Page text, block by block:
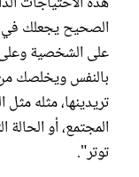
الصحيح يجعلك في
على الشخصية وعلى
بالنفس ويخلصك من
تريدينها، مثله
المجتمع، أو
توتر".